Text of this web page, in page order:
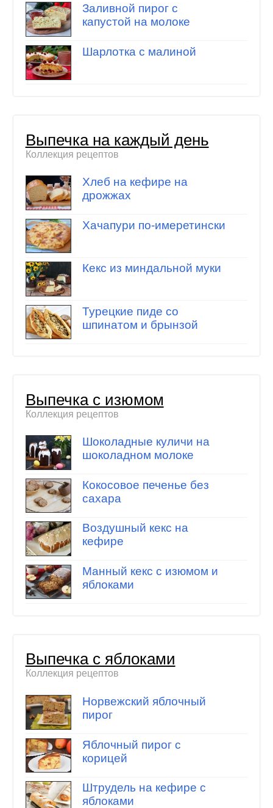
Заливной пирог с
капустой на молоке
Шарлотка с малиной
Выпечка на каждый день
Коллекция рецептов
Хлеб на кефире на
дрожжах
Хачапури по-имеретински
Кекс из миндальной муки
Турецкие пиде со
шпинатом и брынзой
Выпечка с изюмом
Коллекция рецептов
Шоколадные куличи на
шоколадном молоке
Кокосовое печенье без
сахара
Воздушный кекс на
кефире
Манный кекс с изюмом и
яблоками
Выпечка с яблоками
Коллекция рецептов
Норвежский яблочный
пирог
Яблочный пирог с
корицей
Штрудель на кефире с
яблоками